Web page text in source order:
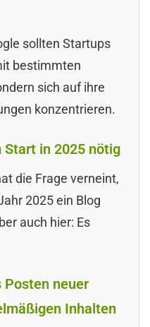
sollten Startups
bestimmten
sich auf ihre
konzentrieren.
Start in 2025 nötig
die Frage verneint,
2025 ein Blog
auch hier: Es
Posten neuer
Inhalten